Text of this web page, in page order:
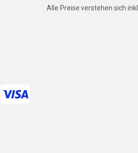
Alle Preise verstehen sich